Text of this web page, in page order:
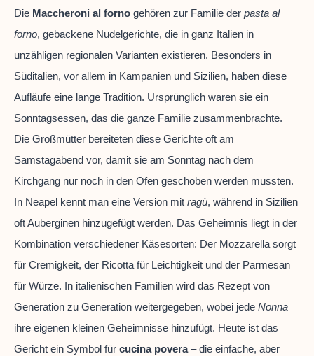
Die Maccheroni al forno gehören zur Familie der pasta al
forno, gebackene Nudelgerichte, die in ganz Italien in
unzähligen regionalen Varianten existieren. Besonders in
Süditalien, vor allem in Kampanien und Sizilien, haben diese
Aufläufe eine lange Tradition. Ursprünglich waren sie ein
Sonntagsessen, das die ganze Familie zusammenbrachte.
Die Großmütter bereiteten diese Gerichte oft am
Samstagabend vor, damit sie am Sonntag nach dem
Kirchgang nur noch in den Ofen geschoben werden mussten.
In Neapel kennt man eine Version mit ragù, während in Sizilien
oft Auberginen hinzugefügt werden. Das Geheimnis liegt in der
Kombination verschiedener Käsesorten: Der Mozzarella sorgt
für Cremigkeit, der Ricotta für Leichtigkeit und der Parmesan
für Würze. In italienischen Familien wird das Rezept von
Generation zu Generation weitergegeben, wobei jede Nonna
ihre eigenen kleinen Geheimnisse hinzufügt. Heute ist das
Gericht ein Symbol für cucina povera– die einfache, aber